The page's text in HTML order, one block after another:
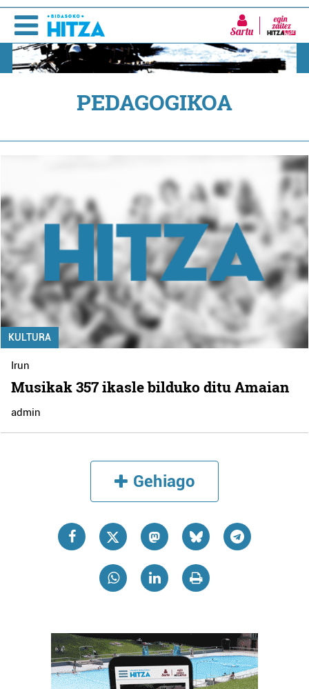
Sartu
PEDAGOGIKOA
KULTURA
Irun
Musikak 357 ikasle bilduko ditu Amaian
admin
Gehiago